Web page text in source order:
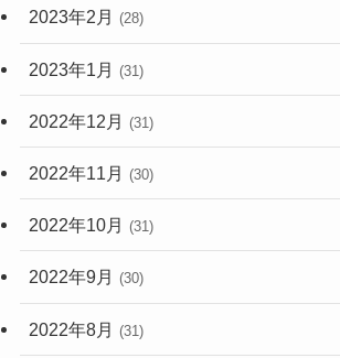
2023年2月 (28)
2023年1月 (31)
2022年12月 (31)
2022年11月 (30)
2022年10月 (31)
2022年9月 (30)
2022年8月 (31)